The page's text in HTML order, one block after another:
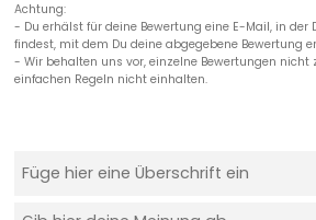
Achtung:
- Du erhälst für deine Bewertung eine E-Mail, in der
findest, mit dem Du deine abgegebene Bewertung
- Wir behalten uns vor, einzelne Bewertungen nicht
einfachen Regeln nicht einhalten.